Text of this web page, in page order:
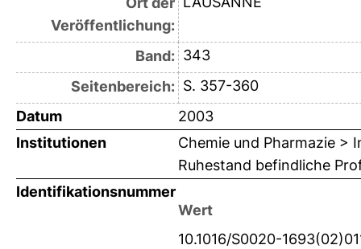
Veröffentlichung:
Band: 343
Seitenbereich: S. 357-360
Datum
2003
Institutionen
Chemie und Pharmazie >
Ruhestand befindliche
Identifikationsnummer
Wert
10.1016/S0020-